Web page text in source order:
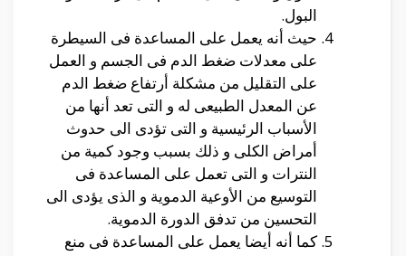
البول.
حيث أنه يعمل على المساعدة فى السيطرة
على معدلات ضغط الدم فى الجسم و العمل
على التقليل من مشكلة أرتفاع ضغط الدم
عن المعدل الطبيعى له و التى تعد أنها من
الأسباب الرئيسية و التى تؤدى الى حدوث
أمراض الكلى و ذلك بسبب وجود كمية من
النترات و التى تعمل على المساعدة فى
التوسيع من الأوعية الدموية و الذى يؤدى الى
التحسين من تدفق الدورة الدموية.
كما أنه أيضا يعمل على المساعدة فى منع